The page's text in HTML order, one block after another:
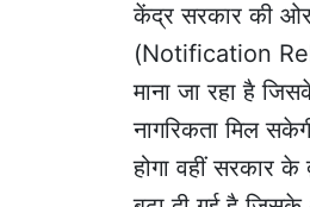
केंद्र सरकार की
(Notification
माना जा रहा है
नागरिकता मिल
होगा वहीं सरकार